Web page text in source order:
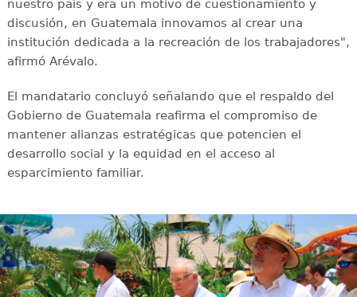
nuestro país y era un motivo de cuestionamiento y
discusión, en Guatemala innovamos al crear una
institución dedicada a la recreación de los trabajadores",
afirmó Arévalo.
El mandatario concluyó señalando que el respaldo del
Gobierno de Guatemala reafirma el compromiso de
mantener alianzas estratégicas que potencien el
desarrollo social y la equidad en el acceso al
esparcimiento familiar.